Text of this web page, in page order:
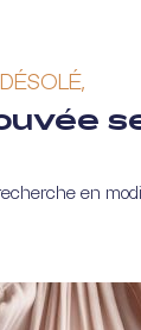
DÉSOLÉ,
en